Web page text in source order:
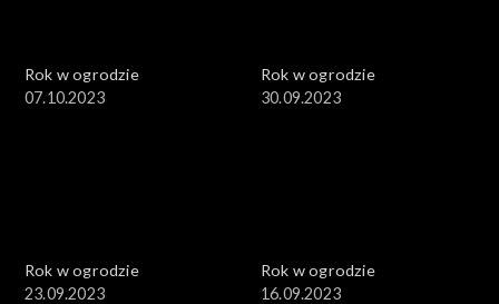
Rok w ogrodzie
07.10.2023
Rok w ogrodzie
30.09.2023
Rok w ogrodzie
23.09.2023
Rok w ogrodzie
16.09.2023